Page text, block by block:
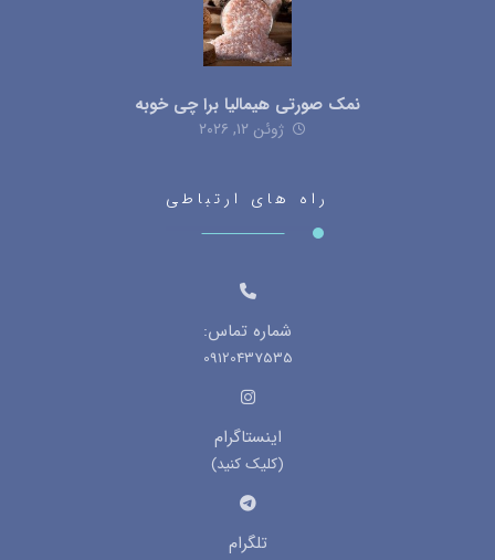
نمک صورتی هیمالیا برا چی خوبه
ژوئن ۱۲, ۲۰۲۶
راه های ارتباطی
شماره تماس:
09120437535
اینستاگرام
(کلیک کنید)
تلگرام